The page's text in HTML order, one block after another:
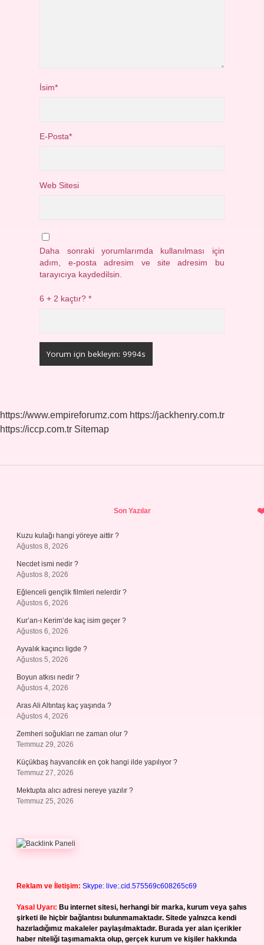
İsim*
E-Posta*
Web Sitesi
Daha sonraki yorumlarımda kullanılması için
adım, e-posta adresim ve site adresim bu
tarayıcıya kaydedilsin.
6 + 2 kaçtır?*
https://www.empireforumz.com https://jackhenry.com.tr
https://iccp.com.tr Sitemap
Son Yazılar
Kuzu kulağı hangi yöreye aittir ?
Ağustos 8, 2026
Necdet ismi nedir ?
Ağustos 8, 2026
Eğlenceli gençlik filmleri nelerdir ?
Ağustos 6, 2026
Kur’an-ı Kerim’de kaç isim geçer ?
Ağustos 6, 2026
Ayvalık kaçıncı ligde ?
Ağustos 5, 2026
Boyun atkısı nedir ?
Ağustos 4, 2026
Aras Ali Altıntaş kaç yaşında ?
Ağustos 4, 2026
Zemheri soğukları ne zaman olur ?
Temmuz 29, 2026
Küçükbaş hayvancılık en çok hangi ilde yapılıyor ?
Temmuz 27, 2026
Mektupta alıcı adresi nereye yazılır ?
Temmuz 25, 2026
Reklam ve İletişim: Skype: live:.cid.575569c608265c69
Yasal Uyarı: Bu internet sitesi, herhangi bir marka, kurum veya şahıs
şirketi ile hiçbir bağlantısı bulunmamaktadır. Sitede yalnızca kendi
hazırladığımız makaleler paylaşılmaktadır. Burada yer alan içerikler
haber niteliği taşımamakta olup, gerçek kurum ve kişiler hakkında